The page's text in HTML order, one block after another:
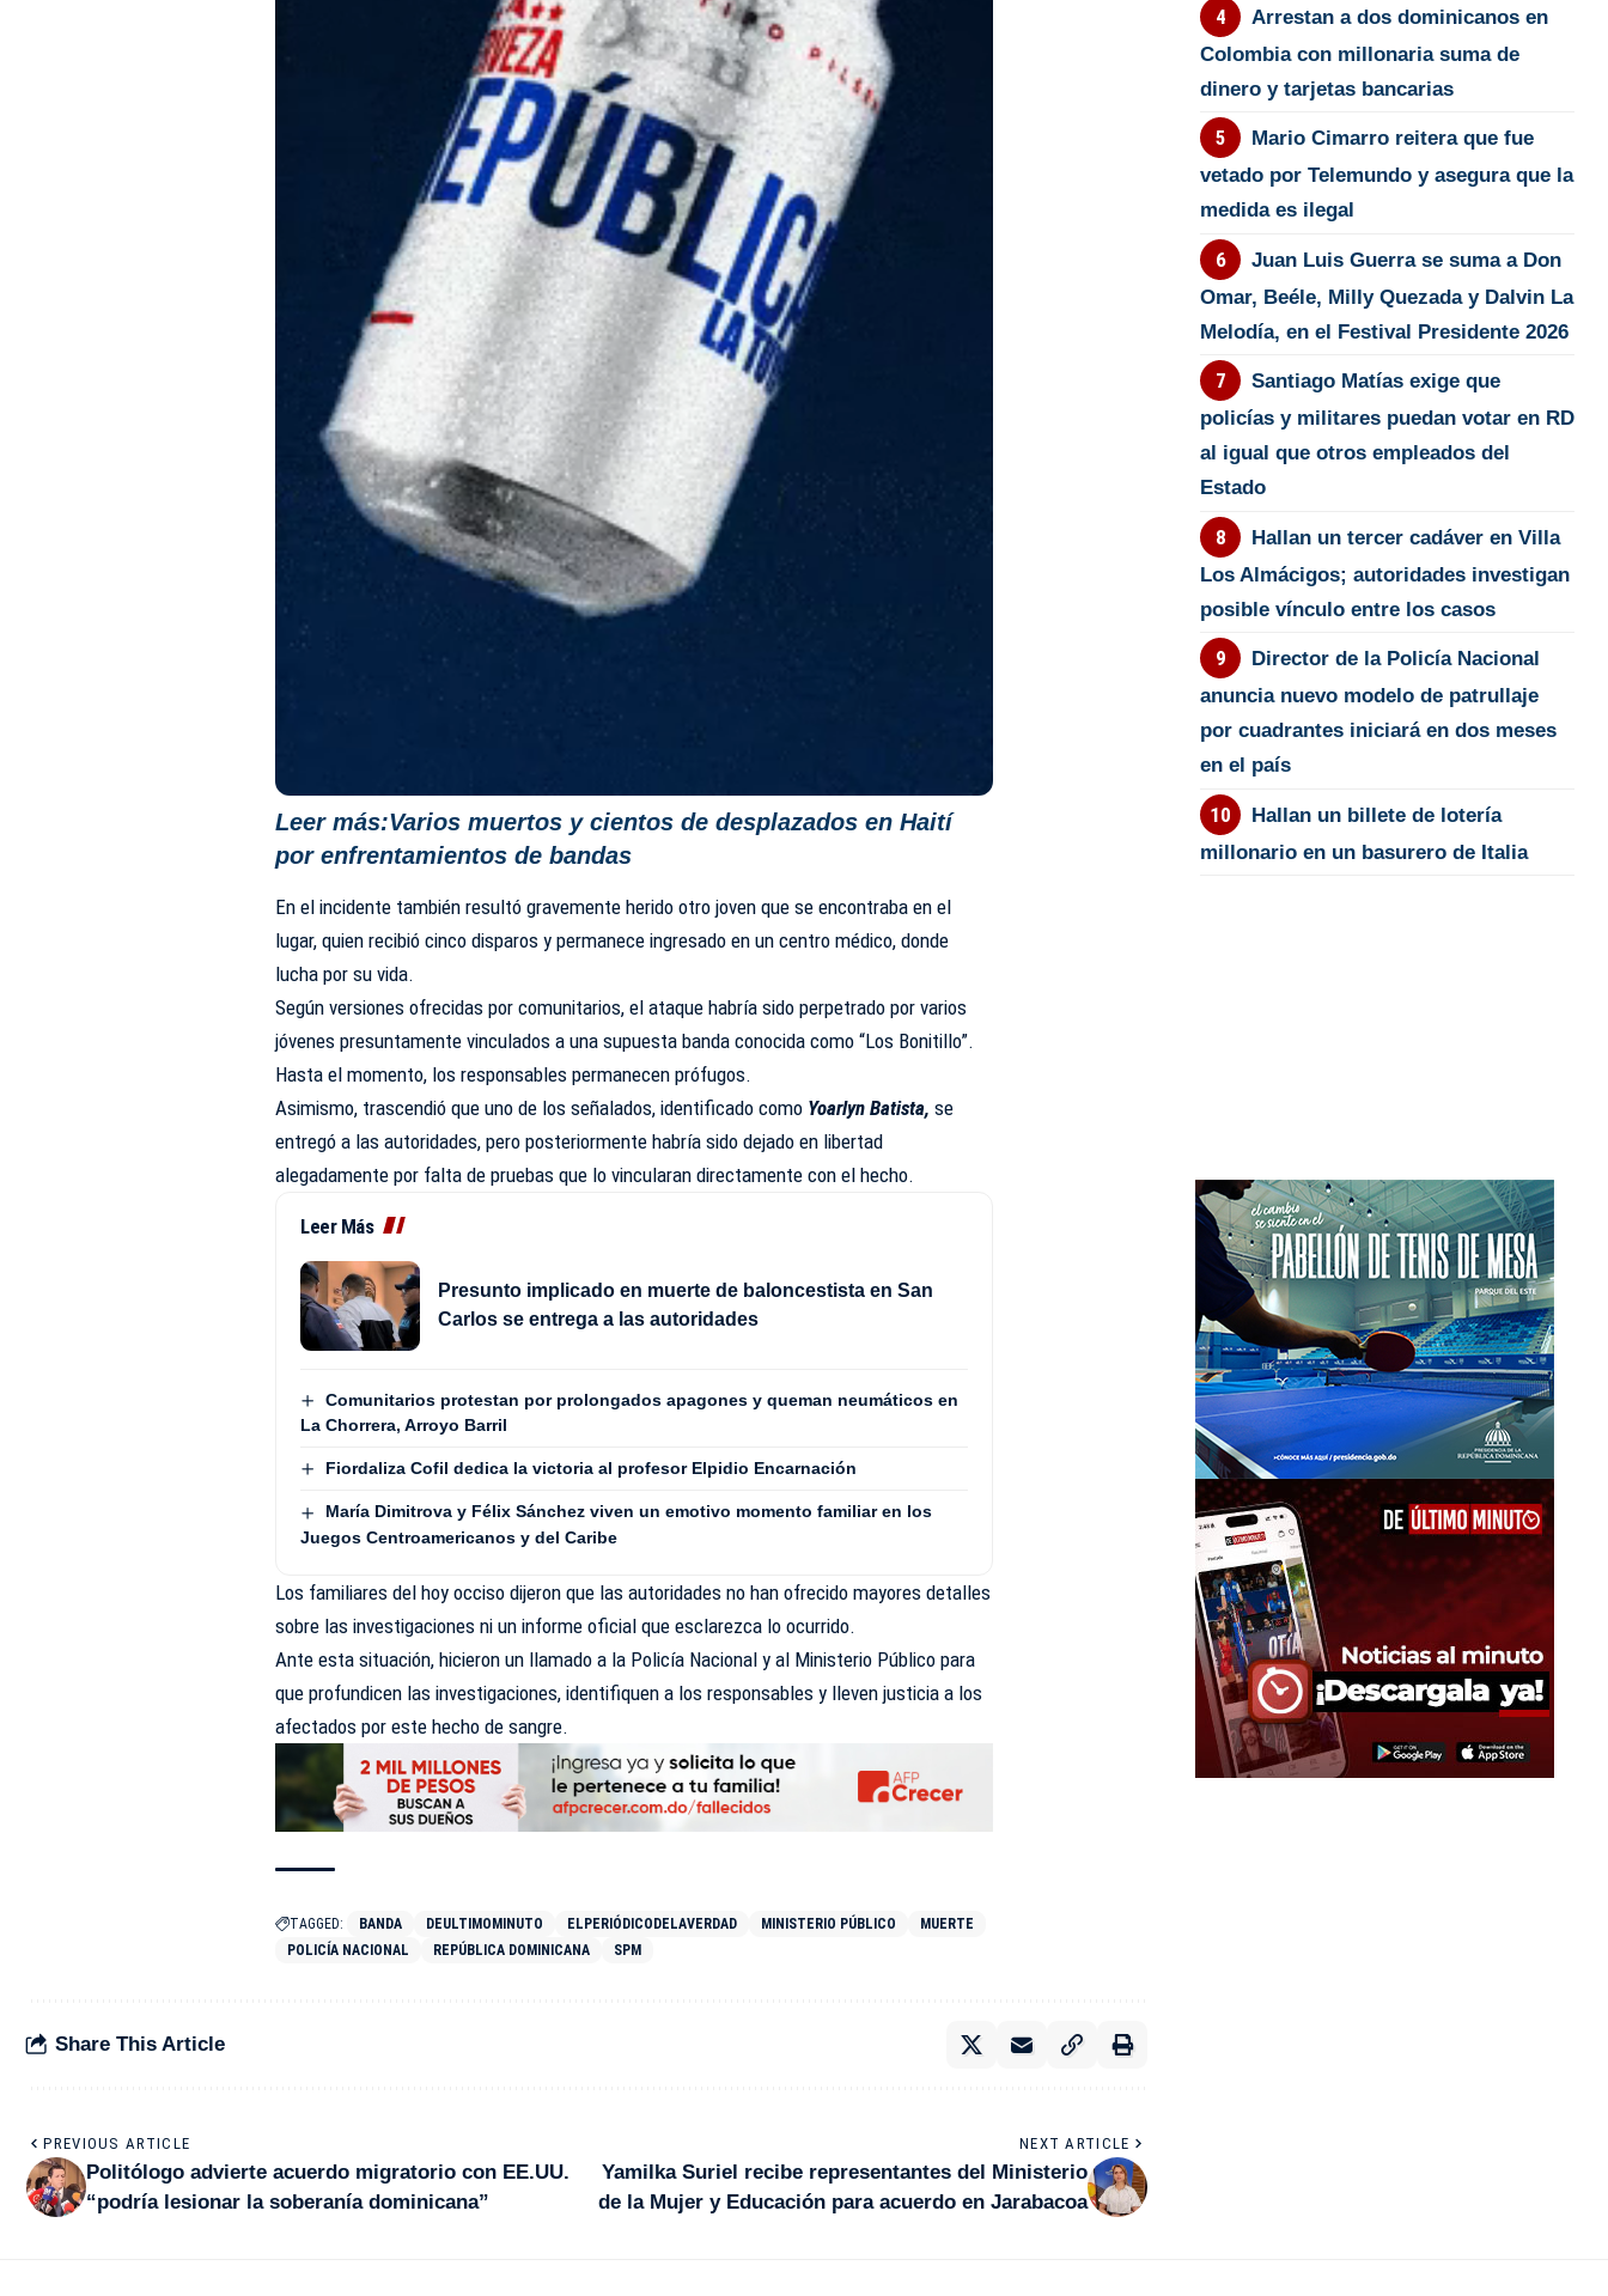
Leer más:Varios muertos y cientos de desplazados en Haití
por enfrentamientos de bandas
En el incidente también resultó gravemente herido otro joven que se encontraba en el
lugar, quien recibió cinco disparos y permanece ingresado en un centro médico, donde
lucha por su vida.
Según versiones ofrecidas por comunitarios, el ataque habría sido perpetrado por varios
jóvenes presuntamente vinculados a una supuesta banda conocida como “Los Bonitillo”.
Hasta el momento, los responsables permanecen prófugos.
Asimismo, trascendió que uno de los señalados, identificado como Yoarlyn Batista,se
entregó a las autoridades, pero posteriormente habría sido dejado en libertad
alegadamente por falta de pruebas que lo vincularan directamente con el hecho.
Leer Más
Presunto implicado en muerte de baloncestista en San
Carlos se entrega a las autoridades
Comunitarios protestan por prolongados apagones y queman neumáticos en
La Chorrera, Arroyo Barril
Fiordaliza Cofil dedica la victoria al profesor Elpidio Encarnación
María Dimitrova y Félix Sánchez viven un emotivo momento familiar en los
Juegos Centroamericanos y del Caribe
Los familiares del hoy occiso dijeron que las autoridades no han ofrecido mayores detalles
sobre las investigaciones ni un informe oficial que esclarezca lo ocurrido.
Ante esta situación, hicieron un llamado a la Policía Nacional y al Ministerio Público para
que profundicen las investigaciones, identifiquen a los responsables y lleven justicia a los
afectados por este hecho de sangre.
TAGGED: BANDA DEULTIMOMINUTO ELPERIÓDICODELAVERDAD MINISTERIO PÚBLICO
MUERTE
POLICÍA NACIONAL
REPÚBLICA DOMINICANA SPM
Share This Article
PREVIOUS ARTICLE
Politólogo advierte acuerdo migratorio con EE.UU.
“podría lesionar la soberanía dominicana”
NEXT ARTICLE
Yamilka Suriel recibe representantes del Ministerio
de la Mujer y Educación para acuerdo en Jarabacoa
Arrestan a dos dominicanos en
Colombia con millonaria suma de
dinero y tarjetas bancarias
Mario Cimarro reitera que fue
vetado por Telemundo y asegura que la
medida es ilegal
Juan Luis Guerra se suma a Don
Omar, Beéle, Milly Quezada y Dalvin La
Melodía, en el Festival Presidente 2026
Santiago Matías exige que
policías y militares puedan votar en RD
al igual que otros empleados del
Estado
Hallan un tercer cadáver en Villa
Los Almácigos; autoridades investigan
posible vínculo entre los casos
Director de la Policía Nacional
anuncia nuevo modelo de patrullaje
por cuadrantes iniciará en dos meses
en el país
Hallan un billete de lotería
millonario en un basurero de Italia